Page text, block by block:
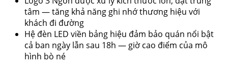
tâm — tăng khả năng ghi nhớ thương hiệu với
khách đi đường
Hệ đèn LED viền bảng hiệu đảm bảo quán nổi bật
cả ban ngày lẫn sau 18h — giờ cao điểm của mô
hình bò né